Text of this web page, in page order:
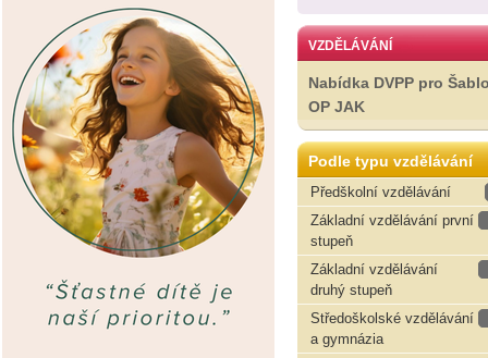
VZDĚLÁVÁNÍ
Nabídka DVPP pro
OP JAK
Podle typu vzdělávání
Předškolní vzdělávání
Základní vzdělávání první
stupeň
Základní vzdělávání
druhý stupeň
Středoškolské vzdělávání
a gymnázia